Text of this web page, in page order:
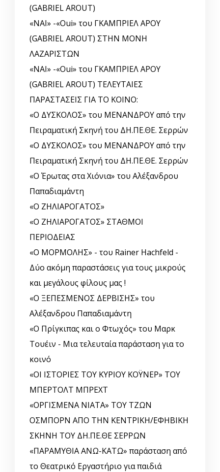
(GABRIEL AROUT)
«ΝΑΙ» -«Oui» του ΓΚΑΜΠΡΙΕΛ ΑΡΟΥ
(GABRIEL AROUT) ΣΤΗΝ ΜΟΝΗ
ΛΑΖΑΡΙΣΤΩΝ
«ΝΑΙ» -«Oui» του ΓΚΑΜΠΡΙΕΛ ΑΡΟΥ
(GABRIEL AROUT) ΤΕΛΕΥΤΑΙΕΣ
ΠΑΡΑΣΤΑΣΕΙΣ ΓΙΑ ΤΟ ΚΟΙΝΟ:
«Ο ΔΥΣΚΟΛΟΣ» του ΜΕΝΑΝΔΡΟΥ από την
Πειραματική Σκηνή του ΔΗ.ΠΕ.ΘΕ. Σερρών
«Ο ΔΥΣΚΟΛΟΣ» του ΜΕΝΑΝΔΡΟΥ από την
Πειραματική Σκηνή του ΔΗ.ΠΕ.ΘΕ. Σερρών
«Ο Έρωτας στα Χιόνια» του Αλέξανδρου
Παπαδιαμάντη
«Ο ΖΗΛΙΑΡΟΓΑΤΟΣ»
«Ο ΖΗΛΙΑΡΟΓΑΤΟΣ» ΣΤΑΘΜΟΙ
ΠΕΡΙΟΔΕΙΑΣ
«Ο ΜΟΡΜΟΛΗΣ» - του Rainer Hachfeld -
Δύο ακόμη παραστάσεις για τους μικρούς
και μεγάλους φίλους μας !
«Ο ΞΕΠΕΣΜΕΝΟΣ ΔΕΡΒΙΣΗΣ» του
Αλέξανδρου Παπαδιαμάντη
«Ο Πρίγκιπας και ο Φτωχός» του Μαρκ
Τουέιν - Μια τελευταία παράσταση για το
κοινό
«ΟΙ ΙΣΤΟΡΙΕΣ ΤΟΥ ΚΥΡΙΟΥ ΚΟΫΝΕΡ» ΤΟΥ
ΜΠΕΡΤΟΛΤ ΜΠΡΕΧΤ
«ΟΡΓΙΣΜΕΝΑ ΝΙΑΤΑ» ΤΟΥ ΤΖΩΝ
ΟΣΜΠΟΡΝ ΑΠΟ ΤΗΝ ΚΕΝΤΡΙΚΗ/ΕΦΗΒΙΚΗ
ΣΚΗΝΗ ΤΟΥ ΔΗ.ΠΕ.ΘΕ ΣΕΡΡΩΝ
«ΠΑΡΑΜΥΘΙΑ ΑΝΩ-ΚΑΤΩ» παράσταση από
το Θεατρικό Εργαστήριο για παιδιά